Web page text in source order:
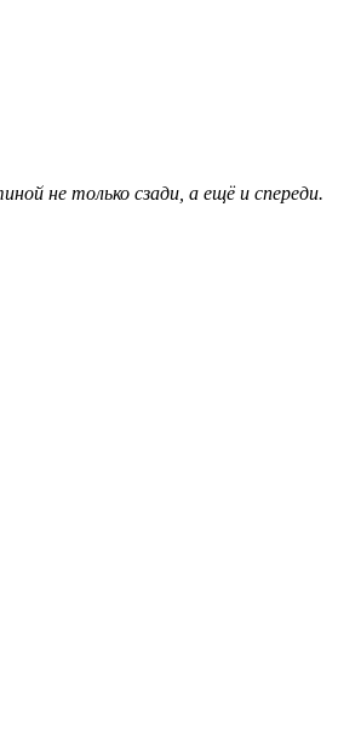
не только сзади, а ещё и спереди.